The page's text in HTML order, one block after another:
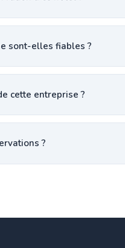
sont-elles fiables ?
cette entreprise ?
?